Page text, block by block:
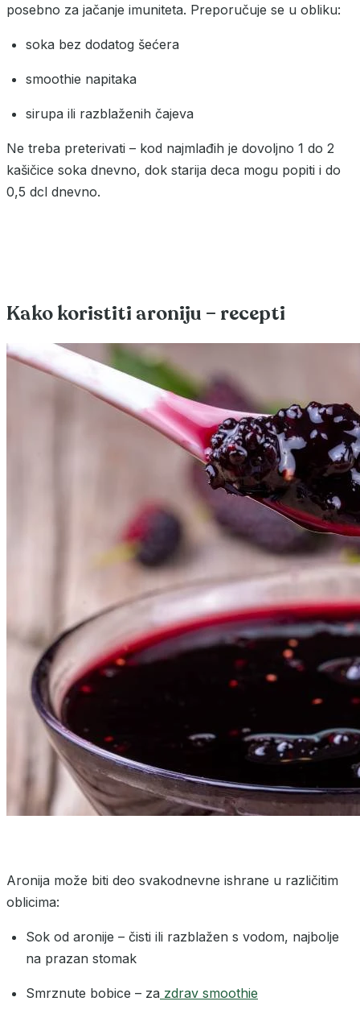
posebno za jačanje imuniteta. Preporučuje se u obliku:
soka bez dodatog šećera
smoothie napitaka
sirupa ili razblaženih čajeva
Ne treba preterivati – kod najmlađih je dovoljno 1 do 2
kašičice soka dnevno, dok starija deca mogu popiti i do
0,5 dcl dnevno.
Kako koristiti aroniju – recepti
Aronija može biti deo svakodnevne ishrane u različitim
oblicima:
Sok od aronije – čisti ili razblažen s vodom, najbolje
na prazan stomak
Smrznute bobice – za zdrav smoothie